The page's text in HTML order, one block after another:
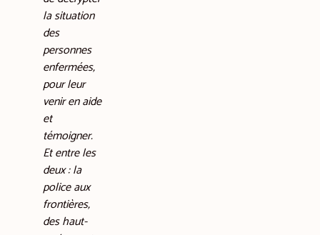
la situation
des
personnes
enfermées,
pour leur
venir en aide
et
témoigner.
Et entre les
deux : la
police aux
frontières,
des haut-